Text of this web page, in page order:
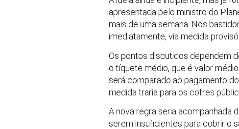
apresentada pelo ministro do
mais de uma semana. Nos
imediatamente, via medida
Os pontos discutidos dependem
o tíquete médio, que é valor
será comparado ao pagamento
medida traria para os cofres
A nova regra seria acompanhada
serem insuficientes para cobrir o